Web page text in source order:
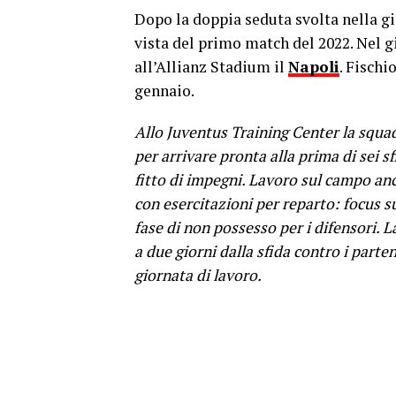
Dopo la doppia seduta svolta nella
vista del primo match del 2022. Nel
all’Allianz Stadium il Napoli.
gennaio.
Allo Juventus Training Center la
per arrivare pronta alla prima di sei
fitto di impegni. Lavoro sul campo
con esercitazioni per reparto: focus
fase di non possesso per i difensori.
a due giorni dalla sfida contro i
giornata di lavoro.